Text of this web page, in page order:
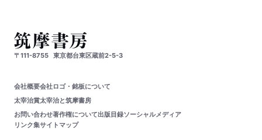
〒111-8755 東京都台東区蔵前2-5-3
会社概要会社ロゴ・銘板について
太宰治賞太宰治と筑摩書房
お問い合わせ著作権について出版目録ソーシャルメディア
リンク集サイトマップ